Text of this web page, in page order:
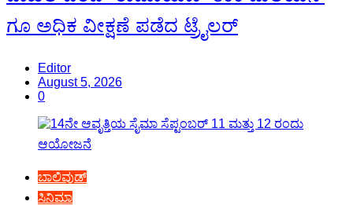
ಗೂ ಅಧಿಕ ವೀಕ್ಷಣೆ ಪಡೆದ ಟ್ರೈಲರ್
Editor
August 5, 2026
0
ಬಾಲಿವುಡ್
ಸಿನಿಮಾ